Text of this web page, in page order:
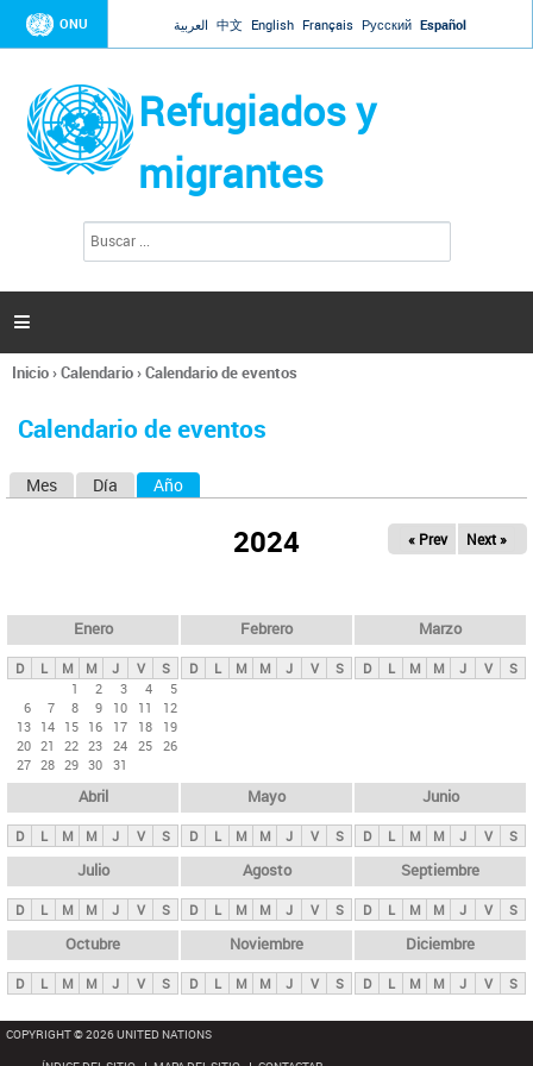
Jump to navigation
ONU العربية 中文 English Français Русский Español
Refugiados y
migrantes
l
d
s

Se
usted
Inicio›Calendario›Calendario de eventos
Calendario de eventos
s
p
n
i
p
a
l
s
Mes Día Año
2024 « Prev Next »
Enero
D L M M J V
S
1
2 3 4
5
6
7 8 9 10 11
12
13 14 15 16 17 18
19
20 21 22 23 24 25 26
27 28 29 30 31
Febrero
D L M M J V S
Marzo
D L M M J V S
Abril
D L M M J V S
Mayo
D L M M J V S
Junio
D L M M J V S
Julio
D L M M J V S
Agosto
D L M M J V S
Septiembre
D L M M J V S
Octubre
D L M M J V S
Noviembre
D L M M J V S
Diciembre
D L M M J V S
COPYRIGHT © 2026 UNITED NATIONS